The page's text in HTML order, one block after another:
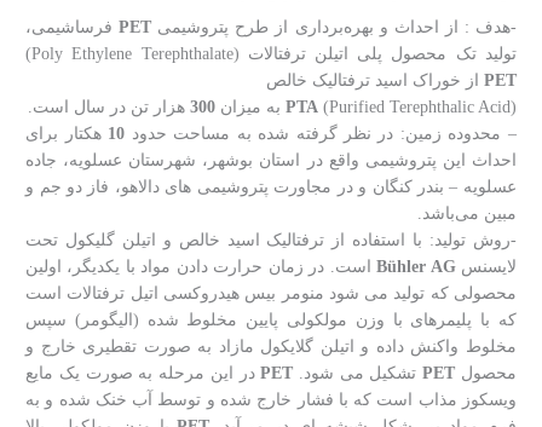
-هدف : از احداث و بهره‌‌برداری از طرح پتروشیمی PET فرساشیمی،
تولید تک محصول پلی‌ اتیلن ترفتالات (Poly Ethylene Terephthalate)
PET از خوراک اسید ترفتالیک خالص
(Purified Terephthalic Acid)
PTA به میزان300 هزار تن در سال است.
– محدوده زمین: در نظر گرفته شده به مساحت حدود 10 هکتار برای
احداث این پتروشیمی واقع در استان بوشهر، شهرستان عسلویه، جاده
عسلویه – بندر کنگان و در مجاورت پتروشیمی های دالاهو، فاز دو جم و
مبین می‌باشد.
-روش تولید: با استفاده از ترفتالیک اسید خالص و اتیلن گلیکول تحت
لایسنسBühler AG
است. در زمان حرارت دادن مواد با یکدیگر، اولین
محصولی که تولید می شود منومر بیس هیدروکسی اتیل ترفتالات است
که با پلیمرهای با وزن مولکولی پایین مخلوط شده (الیگومر) سپس
مخلوط واکنش داده و اتیلن گلایکول مازاد به صورت تقطیری خارج و
محصول PET تشکیل می شود. PET در این مرحله به صورت یک مایع
ویسکوز مذاب است که با فشار خارج شده و توسط آب خنک شده و به